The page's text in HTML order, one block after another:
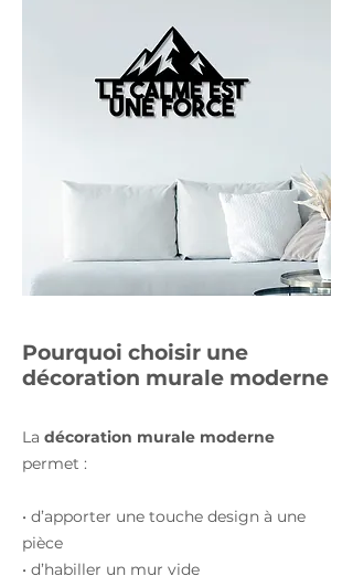
Pourquoi choisir une
décoration murale moderne
La décoration murale moderne
permet :
• d’apporter une touche design à une
pièce
• d’habiller un mur vide